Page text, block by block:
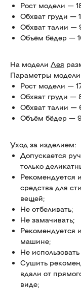
Рост модели —
Обхват груди —
Обхват талии —
Объём бёдер —
На модели Лея
Параметры модели
Рост модели —
Обхват груди —
Обхват талии —
Объём бёдер —
Уход за изделием:
Допускается
только
Рекомендуется
средства для
вещей;
Не отбеливать;
Не замачивать;
Рекомендуется
машине;
Не
Сушить
вдали от
виде;